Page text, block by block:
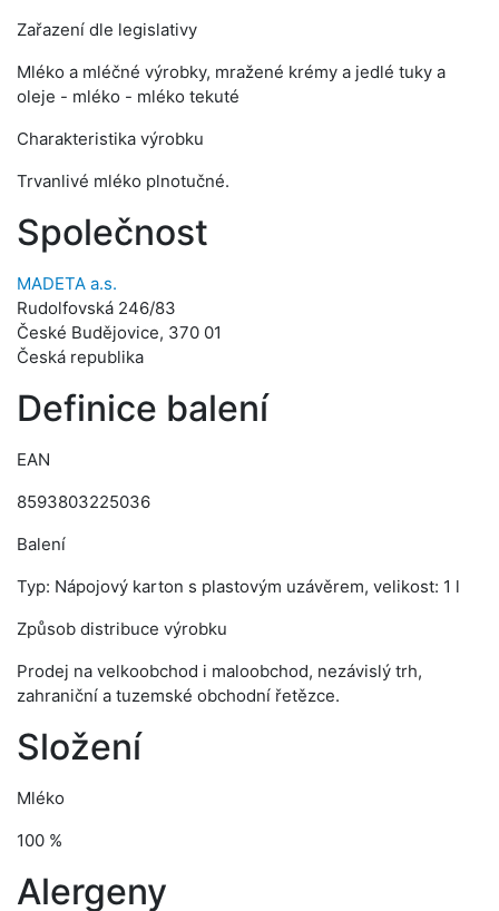
Zařazení dle legislativy
Mléko a mléčné výrobky, mražené krémy a jedlé tuky a
oleje - mléko - mléko tekuté
Charakteristika výrobku
Trvanlivé mléko plnotučné.
Společnost
MADETA a.s.
Rudolfovská 246/83
České Budějovice, 370 01
Česká republika
Definice balení
EAN
8593803225036
Balení
Typ: Nápojový karton s plastovým uzávěrem, velikost: 1 l
Způsob distribuce výrobku
Prodej na velkoobchod i maloobchod, nezávislý trh,
zahraniční a tuzemské obchodní řetězce.
Složení
Mléko
100 %
Alergeny